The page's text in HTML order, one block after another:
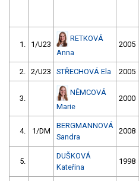
1. 1/U23
RETKOVÁ
Anna
2005
2. 2/U23 STŘECHOVÁ Ela 2005
3.
NĚMCOVÁ
Marie
2000
4. 1/DM
BERGMANNOVÁ
Sandra
2008
5.
DUŠKOVÁ
Kateřina
1998